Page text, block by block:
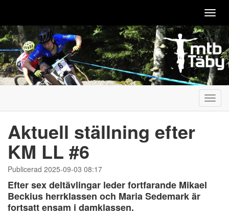
Aktuell ställning efter
KM LL #6
Publicerad 2025-09-03 08:17
Efter sex deltävlingar leder fortfarande Mikael
Beckius herrklassen och Maria Sedemark är
fortsatt ensam i damklassen.